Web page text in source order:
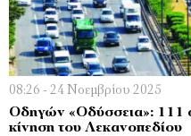
08:26 - 24 Νοεμβρίου 2025
Οδηγών «Οδύσσεια»: 111
κίνηση του Λεκανοπεδίου